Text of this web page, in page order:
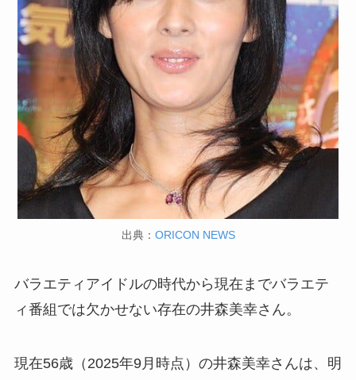
出典： ORICON NEWS
バラエティアイドルの時代から現在までバラエテ
ィ番組では欠かせない存在の井森美幸さん。
現在56歳（2025年9月時点）の井森美幸さんは、明